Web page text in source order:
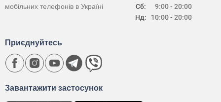
Сб:
Нд:
9:00 - 20:00
10:00 - 20:00
мобільних телефонів в Україні
Завантажити застосунок
Приєднуйтесь